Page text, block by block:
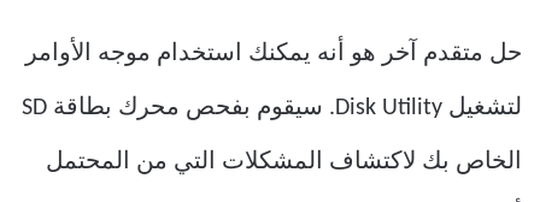
حل متقدم آخر هو أنه يمكنك استخدام موجه الأوامر
لتشغيل Disk Utility. سيقوم بفحص محرك بطاقة SD
الخاص بك لاكتشاف المشكلات التي من المحتمل